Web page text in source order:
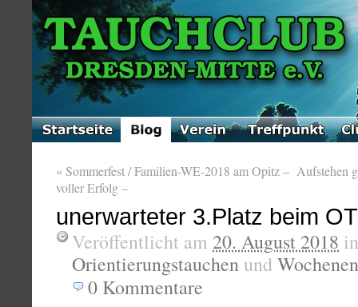
« Sommerfest / Familien-WE-2018 am Opitz –
voller Erfolg –
Aufstehen
unerwarteter 3.Platz beim OT
Veröffentlicht am 20. August 2018
Orientierungstauchen und
0 Kommentare